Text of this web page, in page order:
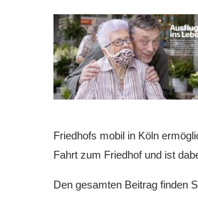
Friedhofs mobil in Köln
Fahrt zum Friedhof und ist
Den gesamten Beitrag finden